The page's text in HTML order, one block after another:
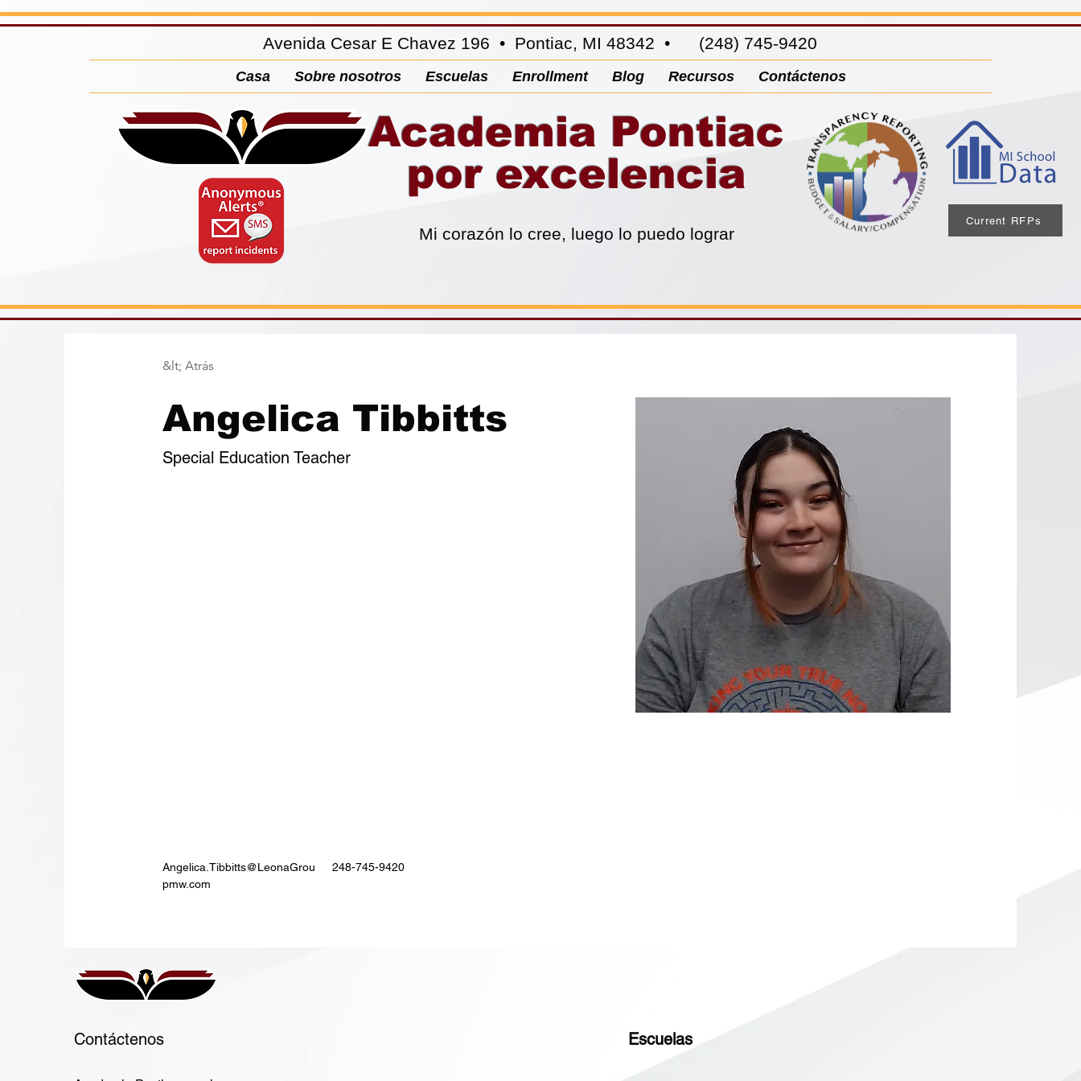
Avenida Cesar E Chavez 196 • Pontiac, MI 48342 • (248) 745-9420
Casa Sobre nosotros Escuelas Enrollment Blog Recursos Contáctenos
Current RFPs
Academia Pontiac
por excelencia
Mi corazón lo cree, luego lo puedo lograr
&lt; Atrás
Angelica Tibbitts
Special Education Teacher
Angelica.Tibbitts@LeonaGrou
pmw.com
248-745-9420
Contáctenos Escuelas